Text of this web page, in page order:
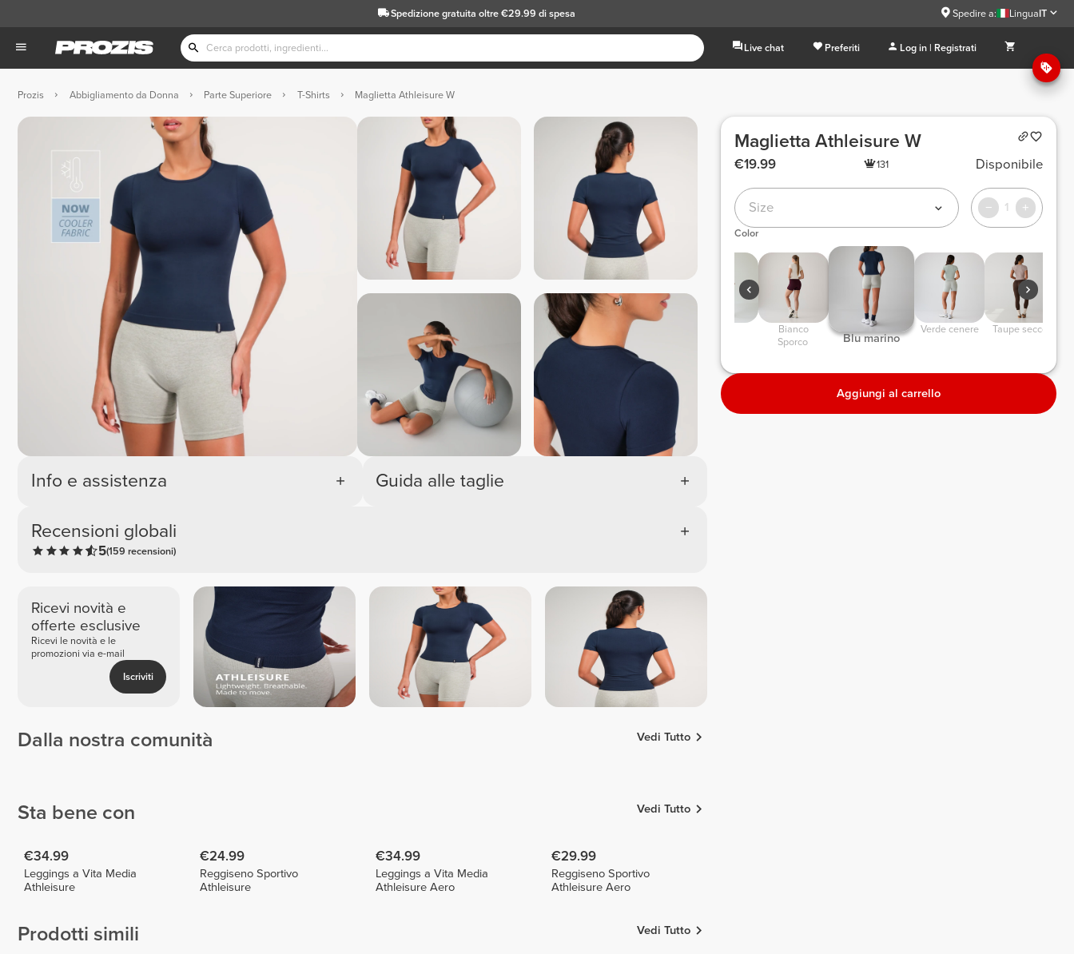
Spedizione gratuita oltre €29.99 di spesa Spedire a: LinguaIT
Live chat Preferiti Log in | Registrati
Prozis Abbigliamento da Donna Parte Superiore T-Shirts Maglietta Athleisure W
Info e assistenza
Recensioni globali
5(159 recensioni)
Guida alle taglie
Ricevi novità e
offerte esclusive
Ricevi le novità e le
promozioni via e-mail
Iscriviti
Dalla nostra comunità Vedi Tutto
1
Sta bene con Vedi Tutto
€34.99
Leggings a Vita Media
Athleisure
€24.99
Reggiseno Sportivo
Athleisure
€34.99
Leggings a Vita Media
Athleisure Aero
€29.99
Reggiseno Sportivo
Athleisure Aero
Prodotti simili Vedi Tutto
Maglietta Athleisure W
€19.99 131 Disponibile
Size 1
Color
Sporco
Blu marino
Verde cenere Taupe secco
Aggiungi al carrello